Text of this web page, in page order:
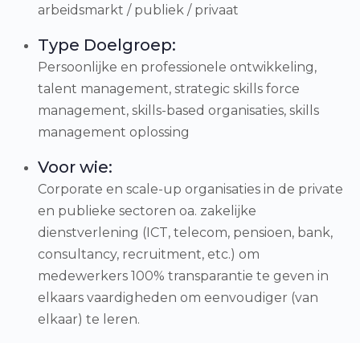
arbeidsmarkt / publiek / privaat
Type Doelgroep:
Persoonlijke en professionele ontwikkeling,
talent management, strategic skills force
management, skills-based organisaties, skills
management oplossing
Voor wie:
Corporate en scale-up organisaties in de private
en publieke sectoren oa. zakelijke
dienstverlening (ICT, telecom, pensioen, bank,
consultancy, recruitment, etc.) om
medewerkers 100% transparantie te geven in
elkaars vaardigheden om eenvoudiger (van
elkaar) te leren.